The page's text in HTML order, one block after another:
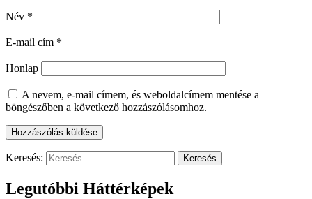
Név *
E-mail cím *
Honlap
A nevem, e-mail címem, és weboldalcímem mentése a
böngészőben a következő hozzászólásomhoz.
Keresés:
Legutóbbi Háttérképek